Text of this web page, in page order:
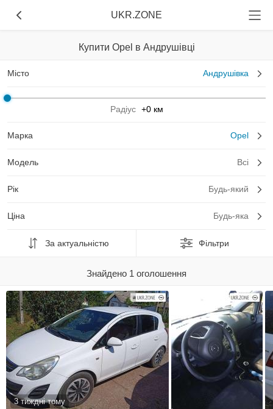
UKR.ZONE
Купити Opel в Андрушівці
Місто Андрушівка
Радіус +0 км
Марка Opel
Модель Всі
Рік Будь-який
Ціна Будь-яка
За актуальністю Фільтри
Знайдено 1 оголошення
3 тиждні тому